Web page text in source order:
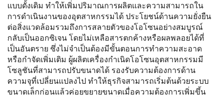
แบบดั้งเดิม ทำให้เพิ่มปริมาณการผลิตและความสามารถใน
การดำเนินงานของอุตสาหกรรมได้ ประโยชน์ด้านความยั่งยืน
ต่อสิ่งแวดล้อมรวมถึงการสลายตัวของโอโซนอย่างสมบูรณ์
กลับเป็นออกซิเจน โดยไม่เหลือสารตกค้างหรือผลพลอยได้ที่
เป็นอันตราย ซึ่งไม่จำเป็นต้องมีขั้นตอนการทำความสะอาด
หรือกำจัดเพิ่มเติม ผู้ผลิตเครื่องกำเนิดโอโซนอุตสาหกรรมมี
โซลูชันที่สามารถปรับขนาดได้ รองรับความต้องการด้าน
ความจุที่เปลี่ยนแปลงไป ทำให้ธุรกิจสามารถเริ่มต้นด้วยระบบ
ขนาดเล็กก่อนแล้วค่อยขยายขนาดเมื่อความต้องการเพิ่มขึ้น